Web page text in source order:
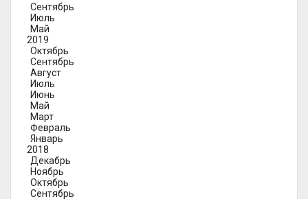
Сентябрь
Июль
Май
2019
Октябрь
Сентябрь
Август
Июль
Июнь
Май
Март
Февраль
Январь
2018
Декабрь
Ноябрь
Октябрь
Сентябрь